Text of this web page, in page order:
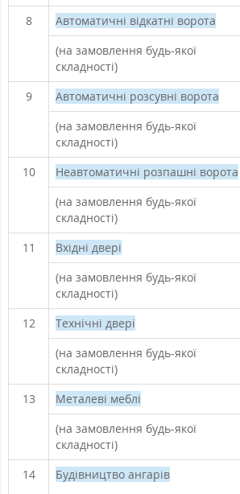
8
Автоматичні відкатні ворота
(на замовлення будь-якої
складності)
9
Автоматичні розсувні ворота
(на замовлення будь-якої
складності)
10
Неавтоматичні розпашні ворота
(на замовлення будь-якої
складності)
11
Вхідні двері
(на замовлення будь-якої
складності)
12
Технічні двері
(на замовлення будь-якої
складності)
13
Металеві меблі
(на замовлення будь-якої
складності)
14
Будівництво ангарів